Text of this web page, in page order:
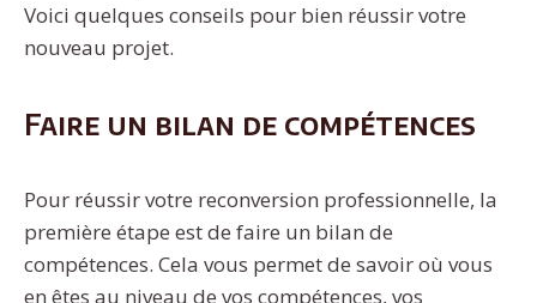
Voici quelques conseils pour bien réussir votre
nouveau projet.
Faire un bilan de compétences
Pour réussir votre reconversion professionnelle, la
première étape est de faire un bilan de
compétences. Cela vous permet de savoir où vous
en êtes au niveau de vos compétences, vos